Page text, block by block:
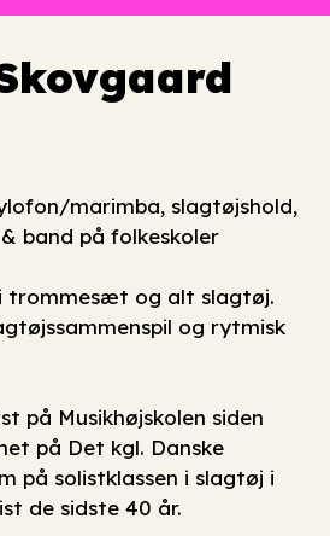
marimba, slagtøjshold,
band på folkeskoler
trommesæt og alt slagtøj.
og rytmisk
på Musikhøjskolen siden
på Det kgl. Danske
på solistklassen i slagtøj i
de sidste 40 år.